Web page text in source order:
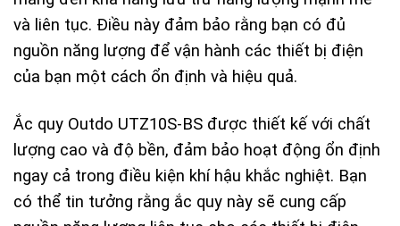
và liên tục. Điều này đảm bảo rằng bạn có đủ
nguồn năng lượng để vận hành các thiết bị điện
của bạn một cách ổn định và hiệu quả.
Ắc quy Outdo UTZ10S-BS được thiết kế với chất
lượng cao và độ bền, đảm bảo hoạt động ổn định
ngay cả trong điều kiện khí hậu khắc nghiệt. Bạn
có thể tin tưởng rằng ắc quy này sẽ cung cấp